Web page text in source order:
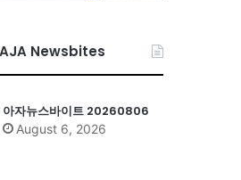
AJA Newsbites
아자뉴스바이트 20260806
August 6, 2026